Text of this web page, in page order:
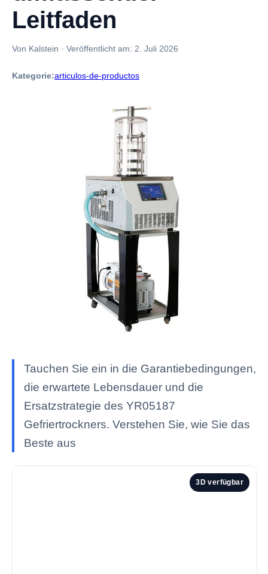
Leitfaden
Von Kalstein · Veröffentlicht am: 2. Juli 2026
Kategorie:articulos-de-productos
Tauchen Sie ein in die Garantiebedingungen,
die erwartete Lebensdauer und die
Ersatzstrategie des YR05187
Gefriertrockners. Verstehen Sie, wie Sie das
Beste aus
3D verfügbar